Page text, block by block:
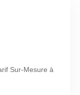
Sur-Mesure à